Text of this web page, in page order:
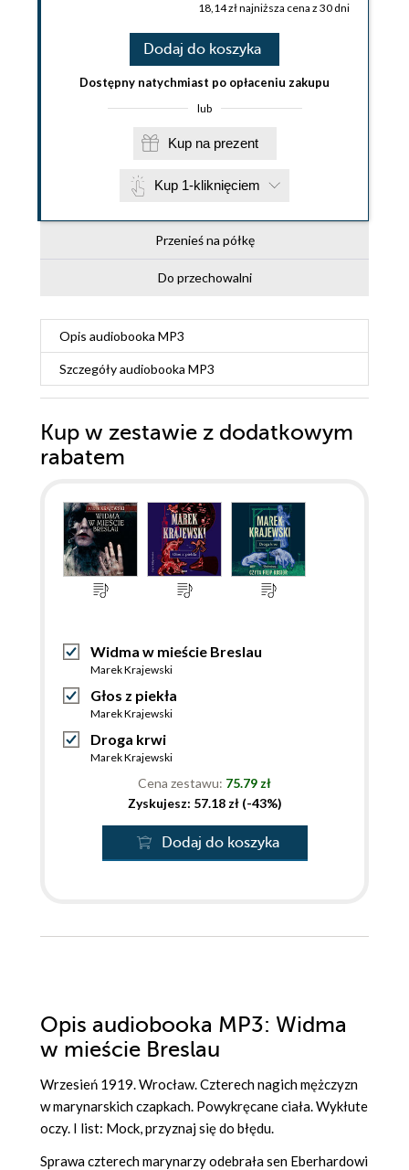
18,14 zł najniższa cena z 30 dni
Dodaj do koszyka
Dostępny natychmiast po opłaceniu zakupu
lub
Kup na prezent
Kup 1-kliknięciem
Przenieś na półkę
Do przechowalni
Opis audiobooka MP3
Szczegółyaudiobooka MP3
Kup w zestawie z dodatkowym
rabatem
Widma w mieście Breslau
Marek Krajewski
Głos z piekła
Marek Krajewski
Droga krwi
Marek Krajewski
Cena zestawu: 75.79 zł
Zyskujesz: 57.18 zł (-43%)
Dodaj do koszyka
Opis audiobooka MP3: Widma
w mieście Breslau
Wrzesień 1919. Wrocław. Czterech nagich mężczyzn
w marynarskich czapkach. Powykręcane ciała. Wykłute
oczy. I list: Mock, przyznaj się do błędu.
Sprawa czterech marynarzy odebrała sen Eberhardowi